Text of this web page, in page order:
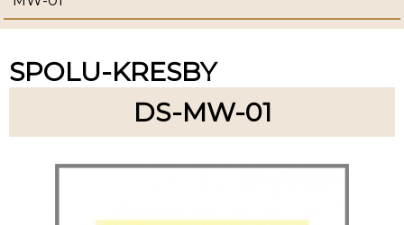
SPOLU-KRESBY
DS-MW-01